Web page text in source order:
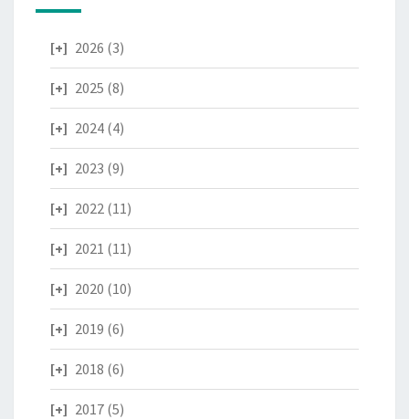
2026 (3)
2025 (8)
2024 (4)
2023 (9)
2022 (11)
2021 (11)
2020 (10)
2019 (6)
2018 (6)
2017 (5)